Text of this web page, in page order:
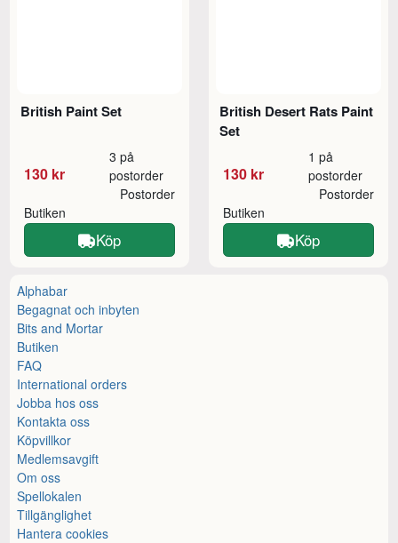
British Paint Set
130 kr
3 på
postorder
Butiken
Postorder
Köp
British Desert Rats Paint
Set
130 kr
1 på
postorder
Butiken
Postorder
Köp
Alphabar
Begagnat och inbyten
Bits and Mortar
Butiken
FAQ
International orders
Jobba hos oss
Kontakta oss
Köpvillkor
Medlemsavgift
Om oss
Spellokalen
Tillgänglighet
Hantera cookies